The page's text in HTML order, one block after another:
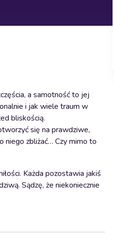
a samotność to jej
i jak wiele traum w
bliskością.
się na prawdziwe,
niego zbliżać… Czy mimo to
Każda pozostawia jakiś
Sądzę, że niekoniecznie